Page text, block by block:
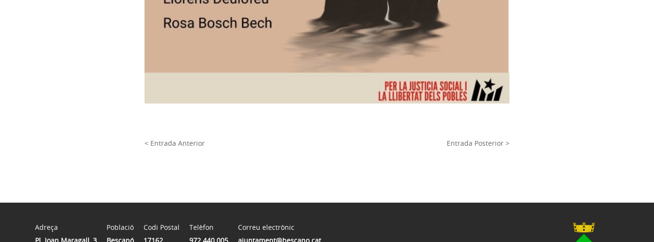
< Entrada Anterior Entrada Posterior >
Adreça
Població
Codi Postal
Telèfon
Correu electrònic